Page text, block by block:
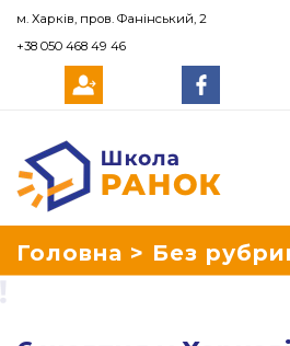
Школа Ранок
Головна > Без
м. Харків, пров. Фанінський, 2
+38 050 468 49 46